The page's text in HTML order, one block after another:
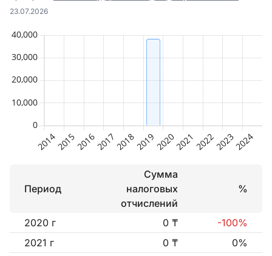
23.07.2026
Период
Сумма
налоговых
отчислений
%
2020 г 0 ₸
-100%
2021 г
0 ₸
0%